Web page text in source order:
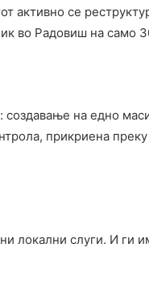
активно се
во Радовиш на само
создавање на едно
прикриена
локални слуги. И ги